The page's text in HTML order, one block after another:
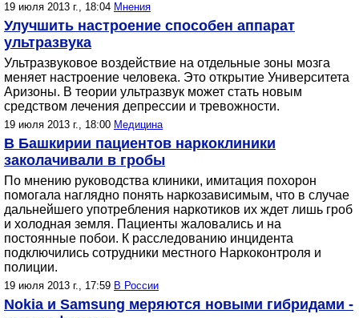
19 июля 2013 г., 18:04 Мнения
Улучшить настроение способен аппарат
ультразвука
Ультразвуковое воздействие на отдельные зоны мозга
меняет настроение человека. Это открытие Университета
Аризоны. В теории ультразвук может стать новым
средством лечения депрессии и тревожности.
19 июля 2013 г., 18:00 Медицина
В Башкирии пациентов наркоклиники
заколачивали в гробы
По мнению руководства клиники, имитация похорон
помогала наглядно понять наркозависимым, что в случае
дальнейшего употребления наркотиков их ждет лишь гроб
и холодная земля. Пациенты жаловались и на
постоянные побои. К расследованию инцидента
подключились сотрудники местного Наркоконтроля и
полиции.
19 июля 2013 г., 17:59 В России
Nokia и Samsung меряются новыми гибридами -